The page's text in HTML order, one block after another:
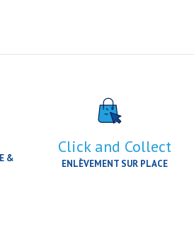
&
Click and Collect
ENLÈVEMENT SUR PLACE